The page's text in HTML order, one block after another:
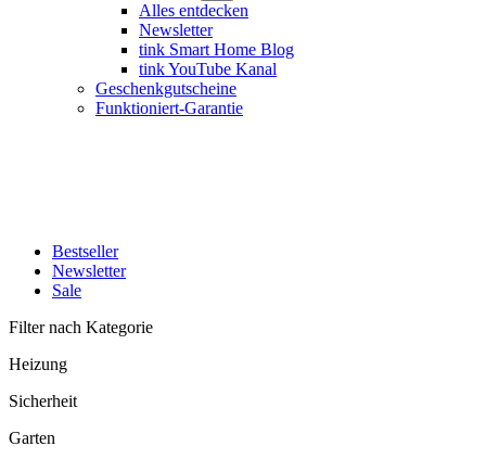
Alles entdecken
Newsletter
tink Smart Home Blog
tink YouTube Kanal
Geschenkgutscheine
Funktioniert-Garantie
Bestseller
Newsletter
Sale
Filter nach Kategorie
Heizung
Sicherheit
Garten